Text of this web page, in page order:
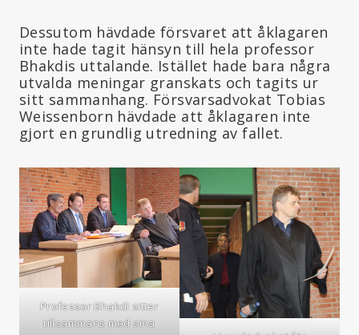
Dessutom hävdade försvaret att åklagaren
inte hade tagit hänsyn till hela professor
Bhakdis uttalande. Istället hade bara några
utvalda meningar granskats och tagits ur
sitt sammanhang. Försvarsadvokat Tobias
Weissenborn hävdade att åklagaren inte
gjort en grundlig utredning av fallet.
Professor Bhakdi sitter
tillsammans med sina